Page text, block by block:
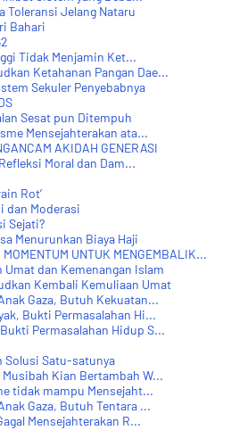
Toleransi Jelang Nataru
Bahari
Tidak Menjamin Ket...
Ketahanan Pangan Dae...
Sekuler Penyebabnya
Sesat pun Ditempuh
Mensejahterakan ata...
AKIDAH GENERASI
Moral dan Dam...
Rot’
dan Moderasi
Sejati?
Menurunkan Biaya Haji
UNTUK MENGEMBALIK...
dan Kemenangan Islam
Kembali Kemuliaan Umat
Gaza, Butuh Kekuatan...
Bukti Permasalahan Hi...
Permasalahan Hidup S...
Solusi Satu-satunya
Kian Bertambah W...
tidak mampu Mensejaht...
Gaza, Butuh Tentara ...
Mensejahterakan R...